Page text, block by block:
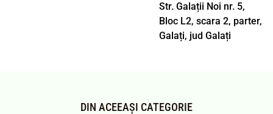
Str. Galații Noi nr. 5,
Bloc L2, scara 2, parter,
Galați, jud Galați
DIN ACEEAȘI CATEGORIE